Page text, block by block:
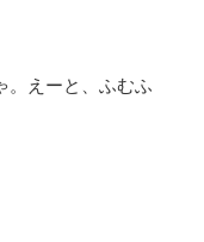
。えーと、ふむふ